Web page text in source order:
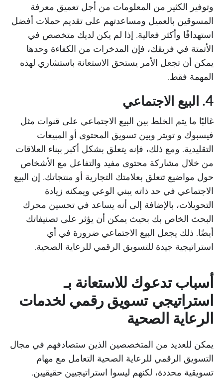
وتوفير الكثير من المعلومات من أجل تعميق معرفة
المسوقين بالعميل ومساعدتهم على تقديم حملات أفضل
استهدافًا وأكثر فعالية. إذا لم يكن لديك متخصص في
الأتمتة في فريقك، فإن المدخرات من الكفاءة وحدها
يمكن أن تجعل الأمر يستحق الاستعانة باستشاري لهذه
المهمة فقط.
4. البيع الاجتماعي
غالبًا ما يتم الخلط بين البيع الاجتماعي على قنوات مثل
فيسبوك و تويتر وبين تسويق المحتوى أو المبيعات
التقليدية. ومع ذلك، فإنه يتعلق بشكل أكبر ببناء العلاقات
من خلال مشاركة محتوى مفيد والتفاعل مع الأشخاص
حول مواضيع تتعلق بعلامتك التجارية أو منتجاتك. إن البيع
الاجتماعي في حد ذاته يبني الوعي ويمكنه زيادة
التحويلات، بالإضافة إلى أنه يساعد في تحسين محرك
البحث الخاص بك بحيث يمكن أن يؤثر على تصنيفاتك
أيضًا. ذلك يجعل البيع الاجتماعي ضرورة في أي
استراتيجية جيدة للتسويق الرقمي للرعاية الصحية.
أسباب تدعوك للاستعانة بـ
استراتيجي تسويق رقمي لخدمات
الرعاية الصحية
يمكن للعديد من المتخصصين الذين ستصادفهم في مجال
التسويق الرقمي للرعاية الصحية التعامل مع مهام
تسويقية محددة، لكنهم ليسوا استراتيجيين حقيقيين.